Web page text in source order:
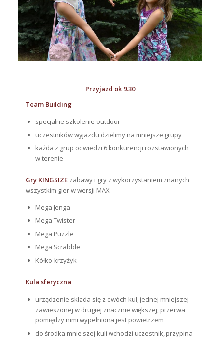
Przyjazd ok 9.30
Team Building
specjalne szkolenie outdoor
uczestników wyjazdu dzielimy na mniejsze grupy
każda z grup odwiedzi 6 konkurencji rozstawionych
w terenie
Gry KINGSIZE zabawy i gry z wykorzystaniem znanych
wszystkim gier w wersji MAXI
Mega Jenga
Mega Twister
Mega Puzzle
Mega Scrabble
Kółko-krzyżyk
Kula sferyczna
urządzenie składa się z dwóch kul, jednej mniejszej
zawieszonej w drugiej znacznie większej, przerwa
pomiędzy nimi wypełniona jest powietrzem
do środka mniejszej kuli wchodzi uczestnik, przypina